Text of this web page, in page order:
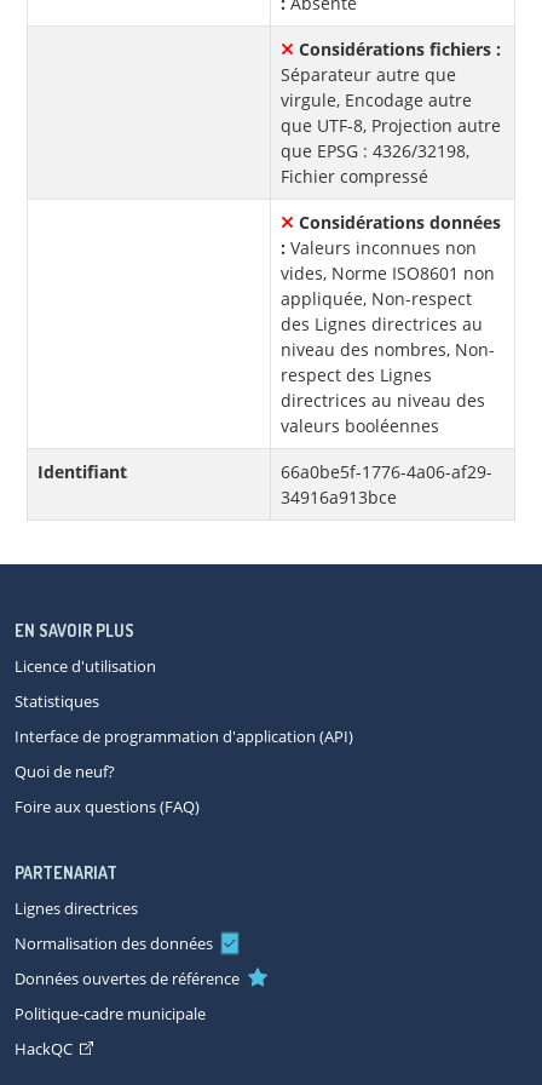
Considérations fichiers :
Séparateur autre que
virgule, Encodage autre
que UTF-8, Projection autre
que EPSG : 4326/32198,
Fichier compressé
Considérations données
: Valeurs inconnues non
vides, Norme ISO8601 non
appliquée, Non-respect
des Lignes directrices au
niveau des nombres, Non-
respect des Lignes
directrices au niveau des
valeurs booléennes
Identifiant
66a0be5f-1776-4a06-af29-
34916a913bce
EN SAVOIR PLUS
Licence d'utilisation
Statistiques
Interface de programmation d'application (API)
Quoi de neuf?
Foire aux questions (FAQ)
PARTENARIAT
Lignes directrices
Normalisation des données
Données ouvertes de référence
Politique-cadre municipale
HackQC